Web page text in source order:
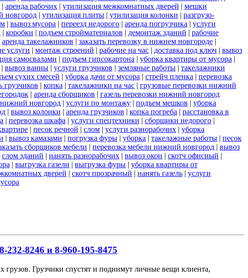
| аренда рабочих | утилизация межкомнатных дверей | мешки
новгород | утилизация плиты | утилизация колонки | разгрузо-
| вывоз мусора | переезд недорого | аренда погрузчика | услуги
| коробки | подъем стройматериалов | демонтаж зданий | рабочие
аренда такелажников | заказать перевозку в нижнем новгороде |
услуги | монтаж строений | рабочие на час | доставка под ключ | вывоз
самосвалами | подъем гипсокартона | уборка квартиры от мусора |
| вывоз ванны | услуги грузчиков | земляные работы | такелажники
сухих смесей | уборка дачи от мусора | стрейч пленка | перевозка
грузчиков | копка | такелажники на час | грузовые перевозки нижний
| аренда сборщиков | газель перевозки нижний новгород
новгород | услуги по монтажу | подъем мешков | уборка
| вывоз колонки | аренда грузчиков | копка погреба | расстановка в
| перевозка шкафа | услуги спецтехники | сборщики недорого |
| песок речной | слом | услуги разнорабочих | уборка
| вывоз камазами | погрузка фуры | уборка | такелажные работы | песок
сборщиков мебели | перевозка мебели нижний новгород | вывоз
слом зданий | нанять разнорабочих | вывоз окон | скотч офисный |
| выгрузка газели | выгрузка фуры | уборка квартиры от
дверей | скотч прозрачный | нанять газель | услуги
232-8246 и 8-960-195-8475
грузов. Грузчики спустят и поднимут личные вещи клиента,